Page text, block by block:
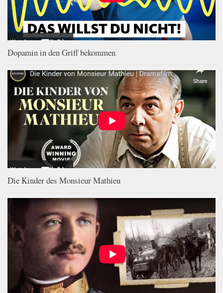
Dopamin in den Griff bekommen
Die Kinder des Monsieur Mathieu